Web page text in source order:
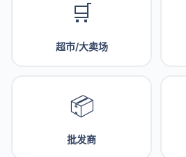
🛒
超市/大卖场
📦
批发商